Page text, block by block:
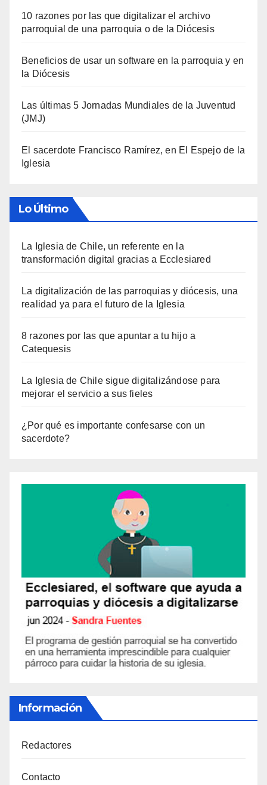
10 razones por las que digitalizar el archivo
parroquial de una parroquia o de la Diócesis
Beneficios de usar un software en la parroquia y en
la Diócesis
Las últimas 5 Jornadas Mundiales de la Juventud
(JMJ)
El sacerdote Francisco Ramírez, en El Espejo de la
Iglesia
Lo Último
La Iglesia de Chile, un referente en la
transformación digital gracias a Ecclesiared
La digitalización de las parroquias y diócesis, una
realidad ya para el futuro de la Iglesia
8 razones por las que apuntar a tu hijo a
Catequesis
La Iglesia de Chile sigue digitalizándose para
mejorar el servicio a sus fieles
¿Por qué es importante confesarse con un
sacerdote?
Información
Redactores
Contacto